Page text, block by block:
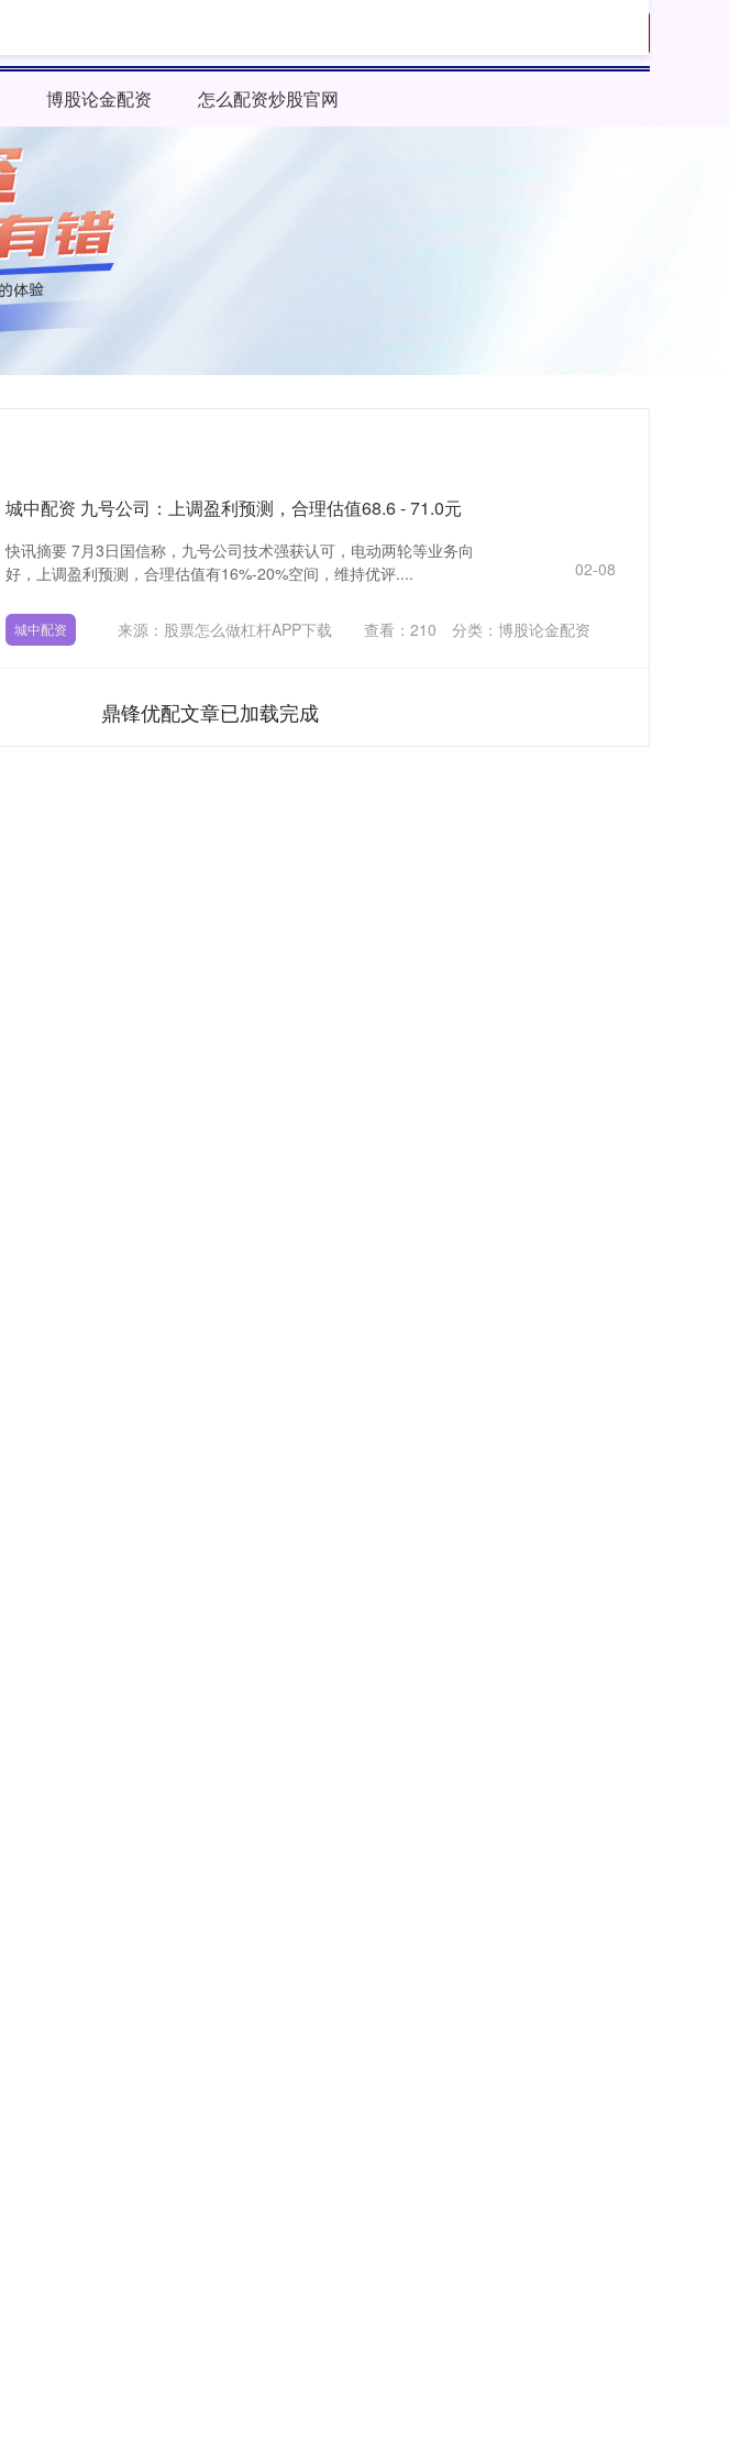
博股论金配资 怎么配资炒股官网
城中配资 九号公司：上调盈利预测，合理估值68.6 - 71.0元
快讯摘要 7月3日国信称，九号公司技术强获认可，电动两轮等业务向
好，上调盈利预测，合理估值有16%-20%空间，维持优评....
02-08
城中配资 来源：股票怎么做杠杆APP下载 查看： 210 分类： 博股论金配资
鼎锋优配文章已加载完成